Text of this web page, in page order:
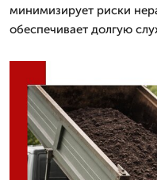
минимизирует риски
обеспечивает долгую